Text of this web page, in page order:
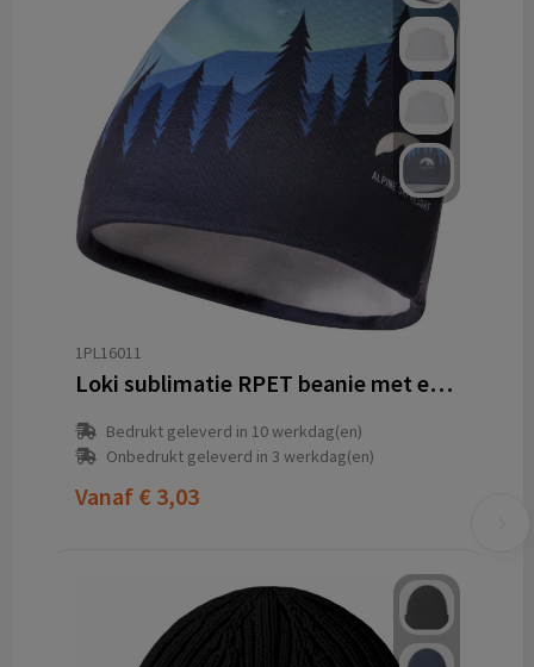
1PL16011
Loki sublimatie RPET beanie met een fleecelaag
Bedrukt geleverd in 10 werkdag(en)
Onbedrukt geleverd in 3 werkdag(en)
Vanaf € 3,03